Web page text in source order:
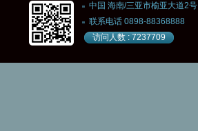
中国 海南/三亚市榆亚大道2号
联系电话 0898-88368888
访问人数 : 7237709